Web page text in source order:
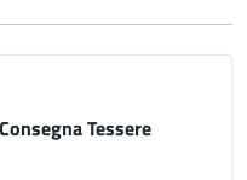
Tessere